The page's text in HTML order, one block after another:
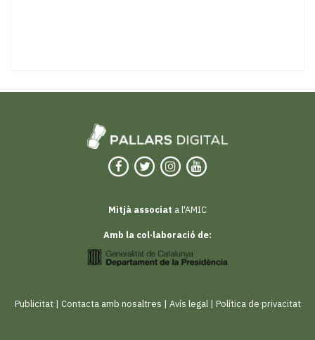
Mitjà associat a l'AMIC
Amb la col·laboració de:
Publicitat| Contacta amb nosaltres | Avís legal| Política de privacitat